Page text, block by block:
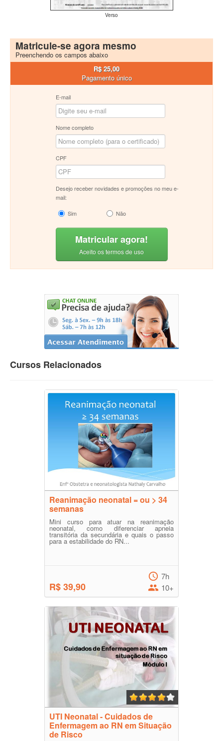
Verso
Matricule-se agora mesmo
Preenchendo os campos abaixo
R$ 25,00
Pagamento único
E-mail
Nome completo
CPF
Desejo receber novidades e promoções no meu e-
mail:
Sim
Não
Matricular agora!
Aceito os termos de uso
Cursos Relacionados
Reanimação neonatal = ou > 34
semanas
Mini curso para atuar na reanimação
neonatal, como diferenciar apneia
transitória da secundária e quais o passo
para a estabilidade do RN...
R$ 39,90
7h
10+
UTI Neonatal - Cuidados de
Enfermagem ao RN em Situação
de Risco